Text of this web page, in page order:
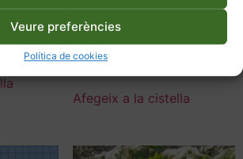
Veure preferències
Política de cookies
blanca
Llavors d’albergínia de
metro
3,30€
Afegeix a la cistella